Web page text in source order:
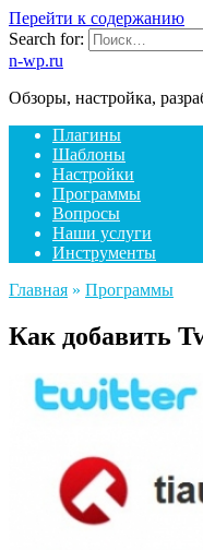
Перейти к содержанию
Search for:
n-wp.ru
Обзоры, настройка,
Плагины
Шаблоны
Настройки
Программы
Вопросы
Наши услуги
Инструменты
Главная » Программы
Как добавить